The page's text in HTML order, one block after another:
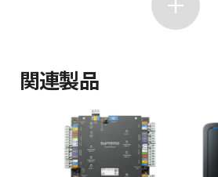
関連製品